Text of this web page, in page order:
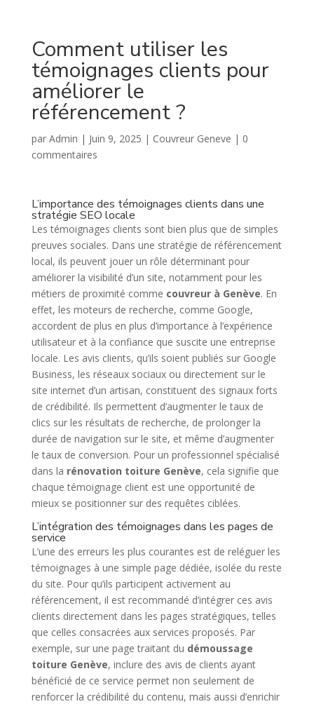
Comment utiliser les
témoignages clients pour
améliorer le
référencement ?
par Admin | Juin 9, 2025 | Couvreur Geneve | 0
commentaires
L’importance des témoignages clients dans une
stratégie SEO locale
Les témoignages clients sont bien plus que de simples
preuves sociales. Dans une stratégie de référencement
local, ils peuvent jouer un rôle déterminant pour
améliorer la visibilité d’un site, notamment pour les
métiers de proximité comme couvreur à Genève. En
effet, les moteurs de recherche, comme Google,
accordent de plus en plus d’importance à l’expérience
utilisateur et à la confiance que suscite une entreprise
locale. Les avis clients, qu’ils soient publiés sur Google
Business, les réseaux sociaux ou directement sur le
site internet d’un artisan, constituent des signaux forts
de crédibilité. Ils permettent d’augmenter le taux de
clics sur les résultats de recherche, de prolonger la
durée de navigation sur le site, et même d’augmenter
le taux de conversion. Pour un professionnel spécialisé
dans la rénovation toiture Genève, cela signifie que
chaque témoignage client est une opportunité de
mieux se positionner sur des requêtes ciblées.
L’intégration des témoignages dans les pages de
service
L’une des erreurs les plus courantes est de reléguer les
témoignages à une simple page dédiée, isolée du reste
du site. Pour qu’ils participent activement au
référencement, il est recommandé d’intégrer ces avis
clients directement dans les pages stratégiques, telles
que celles consacrées aux services proposés. Par
exemple, sur une page traitant du démoussage
toiture Genève, inclure des avis de clients ayant
bénéficié de ce service permet non seulement de
renforcer la crédibilité du contenu, mais aussi d’enrichir